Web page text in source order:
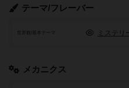
テーマ/フレーバー
世界観/基本テーマ ミステリ
メカニクス